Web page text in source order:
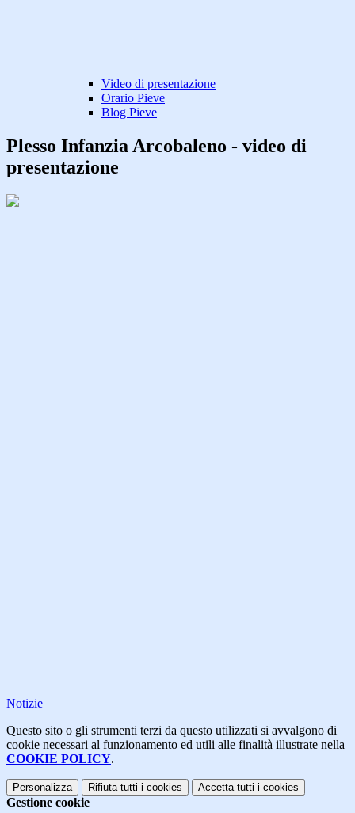
Video di presentazione
Orario Pieve
Blog Pieve
Plesso Infanzia Arcobaleno - video di
presentazione
Notizie
Questo sito o gli strumenti terzi da questo utilizzati si avvalgono di
cookie necessari al funzionamento ed utili alle finalità illustrate nella
COOKIE POLICY.
Personalizza Rifiuta tutti i cookies Accetta tutti i cookies
Gestione cookie